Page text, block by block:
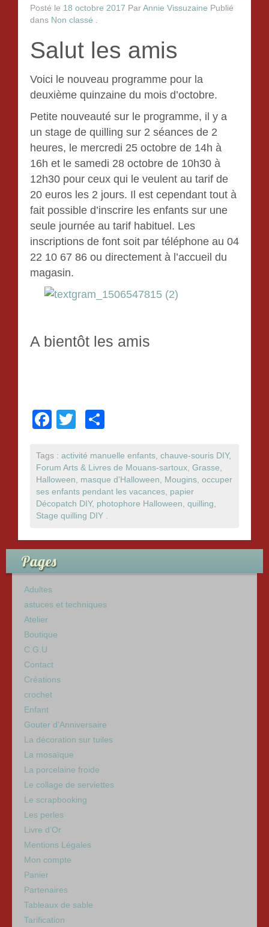
Le collage de serviettes
Tableaux de sable
crochet
La mosaïque
Gouter d’Anniversaire
Tarification
Contact
Posté le 18 octobre 2017 Par Annie Vissuzaine Publié
dans Non classé .
Salut les amis
Voici le nouveau programme pour la
deuxième quinzaine du mois d’octobre.
Petite nouveauté sur le programme, il y a
un stage de quilling sur 2 séances de 2
heures, le mercredi 25 octobre de 14h à
16h et le samedi 28 octobre de 10h30 à
12h30 pour ceux qui le veulent au tarif de
20 euros les 2 jours. Il est cependant tout à
fait possible d’inscrire les enfants sur une
seule journée au tarif habituel. Les
inscriptions de font soit par téléphone au 04
22 10 67 86 ou directement à l’accueil du
magasin.
A bientôt les amis
F
c
e
b
o
o
k
tt
er
ta
g
er
Tags : activité manuelle enfants, chauve-souris DIY,
Forum Arts & Livres de Mouans-sartoux, Grasse,
Halloween, masque d'Halloween, Mougins, occuper
ses enfants pendant les vacances, papier
Décopatch DIY, photophore Halloween, quilling,
Stage quilling DIY .
Pages
Adultes
astuces et techniques
Atelier
Boutique
C.G.U
Contact
Créations
crochet
Enfant
Gouter d’Anniversaire
La décoration sur tuiles
La mosaïque
La porcelaine froide
Le collage de serviettes
Le scrapbooking
Les perles
Livre d’Or
Mentions Légales
Mon compte
Panier
Partenaires
Tableaux de sable
Tarification